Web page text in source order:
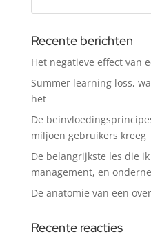
Recente berichten
Het negatieve effect van
Summer learning loss,
het
De
miljoen gebruikers kreeg
De belangrijkste les die
management, en
De anatomie van een
Recente reacties